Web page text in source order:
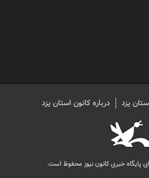
یزد درباره کانون استان یزد
پایگاه خبری کانون نیوز محفوظ است.